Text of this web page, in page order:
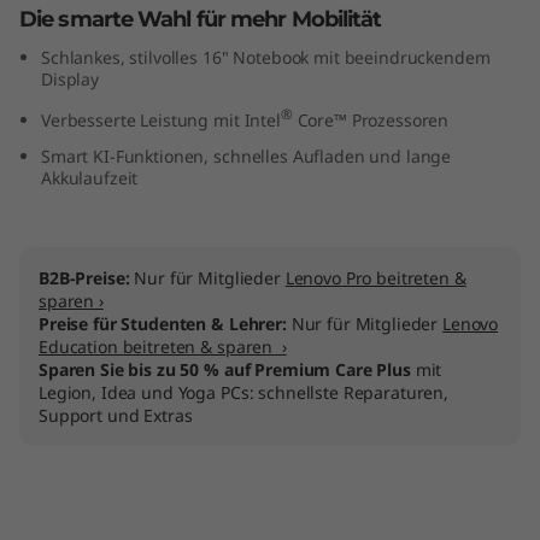
Die smarte Wahl für mehr Mobilität
Schlankes, stilvolles 16" Notebook mit beeindruckendem
Display
Verbesserte Leistung mit Intel® Core™ Prozessoren
Smart KI-Funktionen, schnelles Aufladen und lange
Akkulaufzeit
B2B-Preise: Nur für Mitglieder Lenovo Pro beitreten &
sparen ›
Preise für Studenten & Lehrer: Nur für Mitglieder Lenovo
Education beitreten & sparen ›
Sparen Sie bis zu 50 % auf Premium Care Plusmit
Legion, Idea und Yoga PCs: schnellste Reparaturen,
Support und Extras